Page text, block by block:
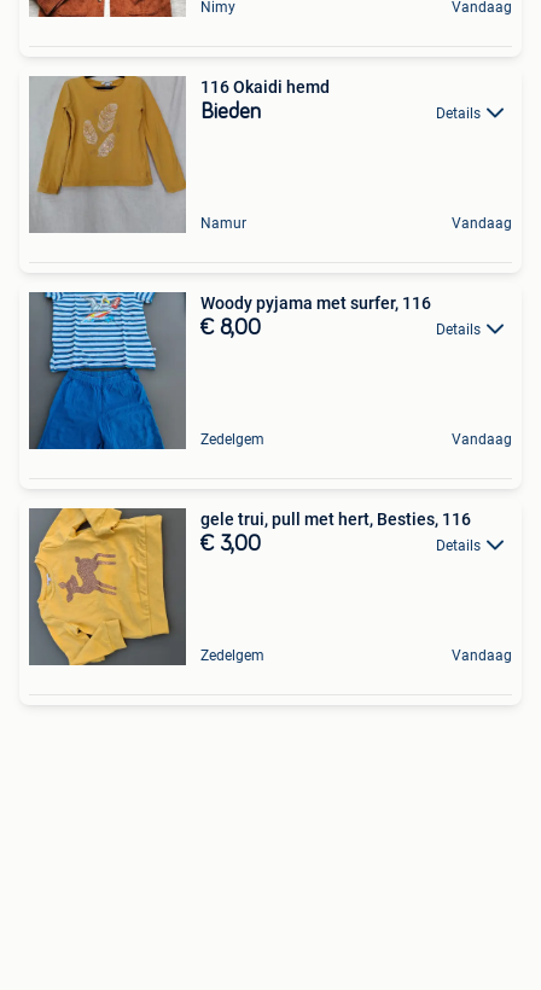
Nimy Vandaag
116 Okaidi hemd
Bieden Details
Namur Vandaag
Woody pyjama met surfer, 116
€ 8,00 Details
Zedelgem Vandaag
gele trui, pull met hert, Besties, 116
€ 3,00 Details
Zedelgem Vandaag